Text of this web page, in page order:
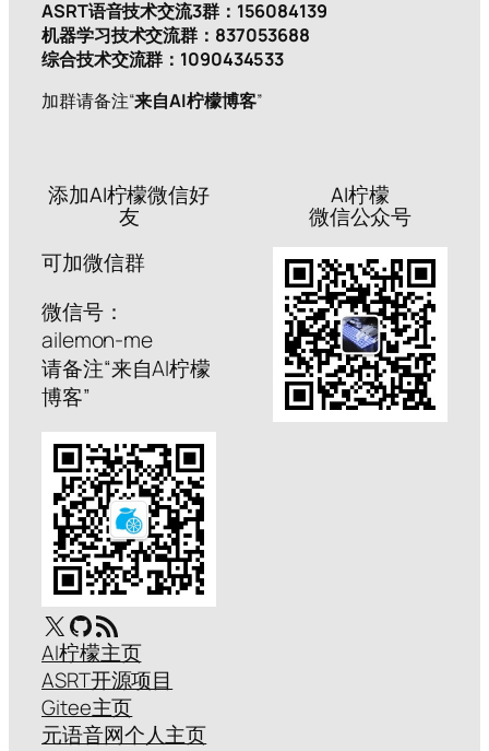
ASRT语音技术交流3群：156084139
机器学习技术交流群：837053688
综合技术交流群：1090434533
加群请备注“来自AI柠檬博客”
添加AI柠檬微信好
友
可加微信群
微信号：
ailemon-me
请备注“来自AI柠檬
博客”
AI柠檬
微信公众号
X GitHub
RSS Feed
AI柠檬主页
ASRT开源项目
Gitee主页
元语音网个人主页